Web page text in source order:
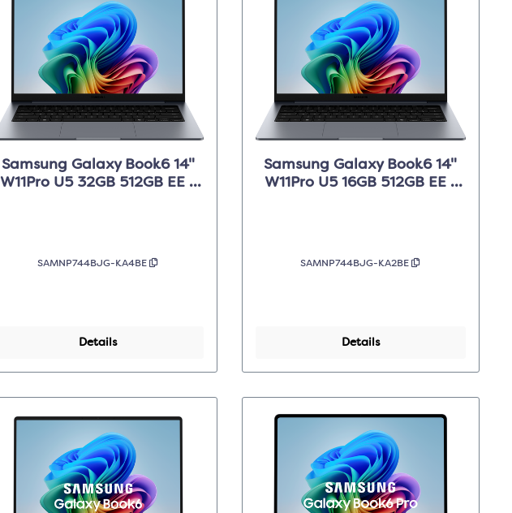
Samsung Galaxy Book6 14"
W11Pro U5 32GB 512GB EE -
SAMNP744BJG-KA4BE
Details
Samsung Galaxy Book6 14"
W11Pro U5 16GB 512GB EE -
SAMNP744BJG-KA2BE
Details